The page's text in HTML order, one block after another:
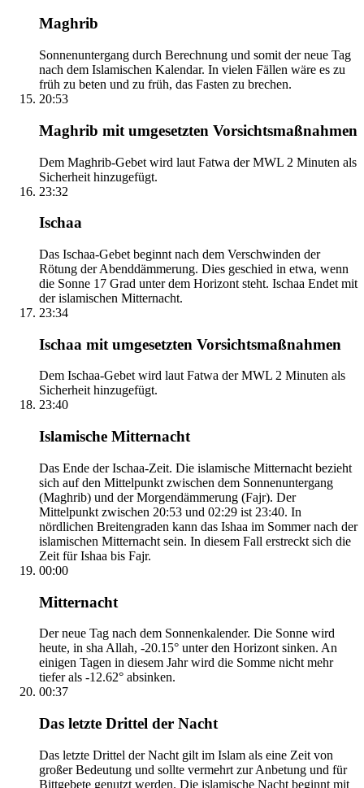
Maghrib
Sonnenuntergang durch Berechnung und somit der neue Tag
nach dem Islamischen Kalendar. In vielen Fällen wäre es zu
früh zu beten und zu früh, das Fasten zu brechen.
20:53
Maghrib mit umgesetzten Vorsichtsmaßnahmen
Dem Maghrib-Gebet wird laut Fatwa der MWL 2 Minuten als
Sicherheit hinzugefügt.
23:32
Ischaa
Das Ischaa-Gebet beginnt nach dem Verschwinden der
Rötung der Abenddämmerung. Dies geschied in etwa, wenn
die Sonne 17 Grad unter dem Horizont steht. Ischaa Endet mit
der islamischen Mitternacht.
23:34
Ischaa mit umgesetzten Vorsichtsmaßnahmen
Dem Ischaa-Gebet wird laut Fatwa der MWL 2 Minuten als
Sicherheit hinzugefügt.
23:40
Islamische Mitternacht
Das Ende der Ischaa-Zeit. Die islamische Mitternacht bezieht
sich auf den Mittelpunkt zwischen dem Sonnenuntergang
(Maghrib) und der Morgendämmerung (Fajr). Der
Mittelpunkt zwischen 20:53 und 02:29 ist 23:40. In
nördlichen Breitengraden kann das Ishaa im Sommer nach der
islamischen Mitternacht sein. In diesem Fall erstreckt sich die
Zeit für Ishaa bis Fajr.
00:00
Mitternacht
Der neue Tag nach dem Sonnenkalender. Die Sonne wird
heute, in sha Allah, -20.15° unter den Horizont sinken. An
einigen Tagen in diesem Jahr wird die Somme nicht mehr
tiefer als -12.62° absinken.
00:37
Das letzte Drittel der Nacht
Das letzte Drittel der Nacht gilt im Islam als eine Zeit von
großer Bedeutung und sollte vermehrt zur Anbetung und für
Bittgebete genutzt werden. Die islamische Nacht beginnt mit